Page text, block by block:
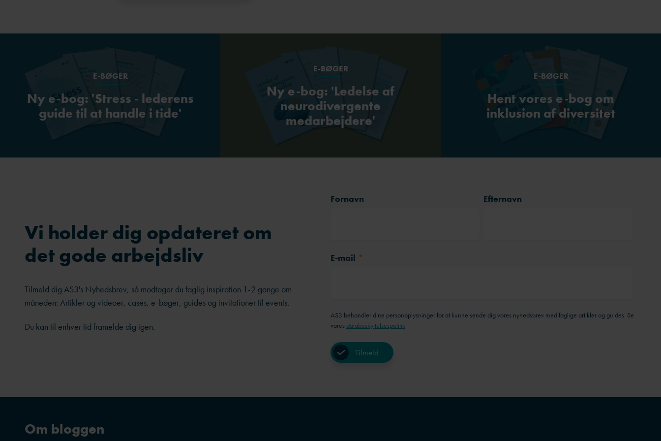
E-BØGER
Ny e-bog: 'Stress - lederens
guide til at handle i tide'
E-BØGER
Ny e-bog: 'Ledelse af
neurodivergente
medarbejdere'
E-BØGER
Hent vores e-bog om
inklusion af diversitet
Vi holder dig opdateret om
det gode arbejdsliv
Tilmeld dig AS3's Nyhedsbrev, så modtager du faglig inspiration 1-2 gange om
måneden: Artikler og videoer, cases, e-bøger, guides og invitationer til events.
Du kan til enhver tid framelde dig igen.
Fornavn Efternavn
E-mail *
AS3 behandler dine personoplysninger for at kunne sende dig vores nyhedsbrev med faglige artikler og guides. Se
vores databeskyttelsespolitik
Om bloggen